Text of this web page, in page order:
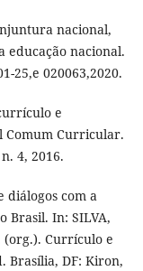
nacional,
educação nacional.
25,e 020063,2020.
e
Comum Curricular.
4, 2016.
diálogos com a
In: SILVA,
(org.). Currículo e
Brasília, DF: Kiron,